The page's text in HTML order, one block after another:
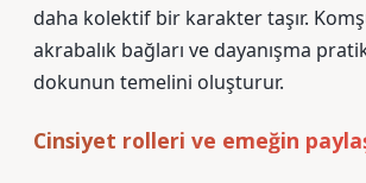
daha kolektif bir karakter taşır.
akrabalık bağları ve dayanışma
dokunun temelini oluşturur.
Cinsiyet rolleri ve emeğin